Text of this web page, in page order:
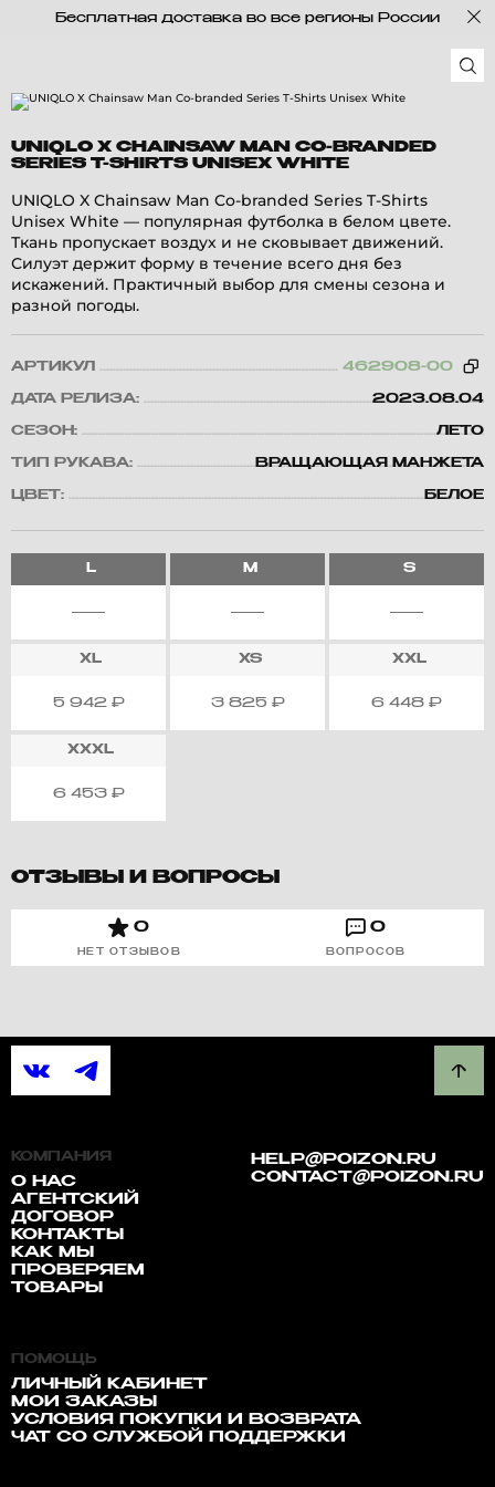
Бесплатная доставка во все регионы России
UNIQLO X CHAINSAW MAN CO-BRANDED
SERIES T-SHIRTS UNISEX WHITE
UNIQLO X Chainsaw Man Co-branded Series T-Shirts
Unisex White — популярная футболка в белом цвете.
Ткань пропускает воздух и не сковывает движений.
Силуэт держит форму в течение всего дня без
искажений. Практичный выбор для смены сезона и
разной погоды.
АРТИКУЛ 462908-00
ДАТА РЕЛИЗА: 2023.08.04
СЕЗОН: ЛЕТО
ТИП РУКАВА: ВРАЩАЮЩАЯ МАНЖЕТА
ЦВЕТ: БЕЛОЕ
L M S
XL
5 942 ₽
XS
3 825 ₽
XXL
6 448 ₽
XXXL
6 453 ₽
ОТЗЫВЫ И ВОПРОСЫ
0
НЕТ ОТЗЫВОВ
0
ВОПРОСОВ
КОМПАНИЯ
О НАС
АГЕНТСКИЙ
ДОГОВОР
КОНТАКТЫ
КАК МЫ
ПРОВЕРЯЕМ
ТОВАРЫ
HELP@POIZON.RU
CONTACT@POIZON.RU
ПОМОЩЬ
ЛИЧНЫЙ КАБИНЕТ
МОИ ЗАКАЗЫ
УСЛОВИЯ ПОКУПКИ И ВОЗВРАТА
ЧАТ СО СЛУЖБОЙ ПОДДЕРЖКИ